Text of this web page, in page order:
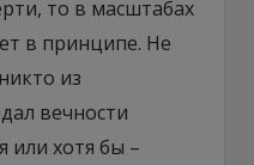
то в масштабах
в принципе. Не
из
вечности
или хотя бы –